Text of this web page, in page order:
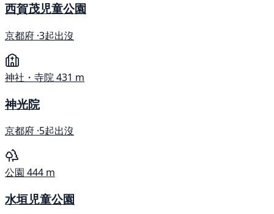
西賀茂児童公園
京都府 ·3起出沒
神社・寺院431 m
神光院
京都府 ·5起出沒
公園 444 m
水垣児童公園